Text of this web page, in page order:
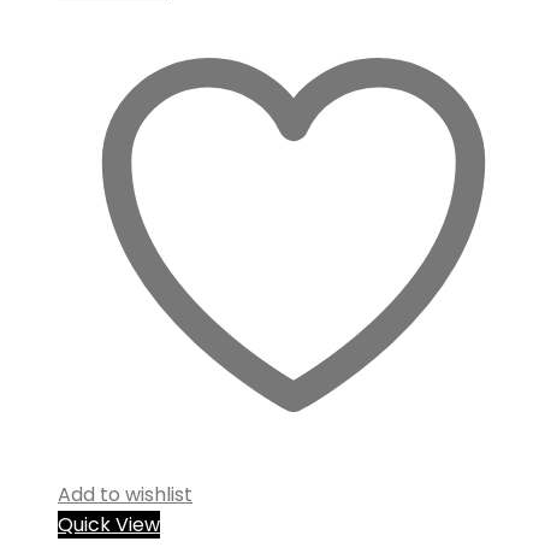
Add to wishlist
Quick View